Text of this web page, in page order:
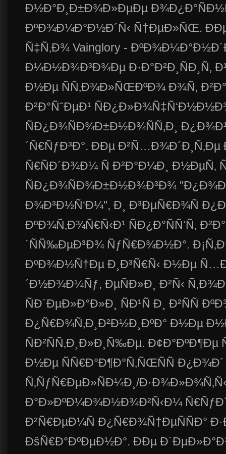
Ð½Ð°Ð¸Ð±Ð¾Ð»ÐµÐµ
ÐºÐ¾Ð¼Ð°Ð½Ð´Ñ‹ Ñ†ÐµÐ»ÑŒ. ÐÐµ
Ñ‡Ñ‚Ð¾ Vainglory -
Ð¼Ð½Ð¾Ð³Ð¾Ðµ Ð·Ð°Ð²Ð¸ÑÐ¸Ñ‚
Ð½Ðµ ÑÑ‚Ð¾Ð»ÑŒÐºÐ¾ Ð¾Ñ‚
Ð²Ð°ÑˆÐµÐ¹
ÑÐ¿Ð¾ÑÐ¾Ð±Ð½Ð¾ÑÑ‚Ð¸
´Ñ€ÑƒÐ³Ð°. ÐÐµ Ð²Ñ…Ð¾Ð´Ð¸Ñ‚Ðµ
Ñ€ÑÐ´Ð¾Ð¼ Ñ Ð²Ð°Ð¼Ð¸ Ð½ÐµÑ‚
ÑÐ¿Ð¾ÑÐ¾Ð±Ð½Ð¾Ð³Ð¾
Ð¾Ð³Ð½Ñ‘Ð¼", Ð¸ Ð³ÐµÑ€Ð¾Ñ
ÐºÐ¾Ñ‚Ð¾Ñ€Ñ‹Ð¹ ÑÐ¿Ð°ÑÑ‘Ñ‚
´ÑÑ‰ÐµÐ³Ð¾ ÑƒÑ€Ð¾Ð½Ð°.
ÐºÐ¾Ð½Ñ†Ðµ Ð¸Ð³Ñ€Ñ‹ Ð½Ðµ
´Ð½Ð¾Ð¼Ñƒ, ÐµÑÐ»Ð¸ Ð²Ñ‹
ÑÐ´ÐµÐ»Ð°Ð»Ð¸ ÑÐ¹Ñ Ð¸ Ð²ÑÑ
Ð¿Ñ€Ð¾Ñ‚Ð¸Ð²Ð½Ð¸ÐºÐ° Ð½Ðµ
ÑÐ²ÑÑ‚Ð¸Ð»Ð¸Ñ‰Ðµ. Ð¢Ð°ÐºÐ¶Ðµ
Ð½Ðµ ÑÑ€Ð°Ð¶Ð°Ñ‚ÑŒÑÑ
Ñ‚ÑƒÑ€ÐµÐ»ÑÐ¼Ð¸/
Ð°Ð»ÐºÐ¼Ð¾Ð½Ð¾Ð²Ñ‹Ð¼
Ð²Ñ€ÐµÐ¼Ñ Ð¿Ñ€Ð¾Ñ†ÐµÑÑÐ°
ÐšÑ€Ð°ÐºÐµÐ½Ð°. ÐÐµ